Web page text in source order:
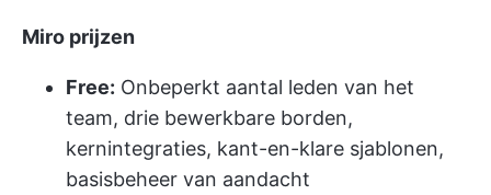
Miro prijzen
Free: Onbeperkt aantal leden van het
team, drie bewerkbare borden,
kernintegraties, kant-en-klare sjablonen,
basisbeheer van aandacht